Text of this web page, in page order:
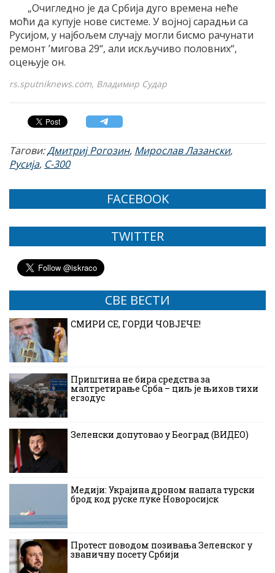
„Очигледно је да Србија дуго времена неће
моћи да купује нове системе. У војној сарадњи са
Русијом, у најбољем случају могли бисмо рачунати
ремонт ’мигова 29“, али искључиво половних“,
оцењује он.
rs.sputniknews.com, Владимир Судар
Тагови:Дмитриј Рогозин, Мирослав Лазански,
Русија, С-300
FACEBOOK
TWITTER
СВЕ ВЕСТИ
СМИРИ СЕ, ГОРДИ ЧОВЈЕЧЕ!
Приштина не бира средства за
малтретирање Срба – циљ је њихов тихи
егзодус
Зеленски допутовао у Београд (ВИДЕО)
Медији: Украјина дроном напала турски
брод код руске луке Новоросијск
Протест поводом позивања Зеленског у
званичну посету Србији